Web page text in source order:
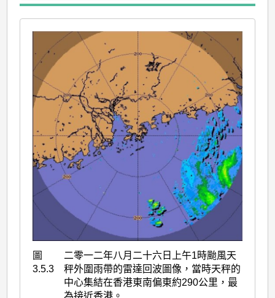
圖
3.5.3
二零一二年八月二十六日上午1時颱風天
秤外圍雨帶的雷達回波圖像，當時天秤的
中心集結在香港東南偏東約290公里，最
為接近香港。